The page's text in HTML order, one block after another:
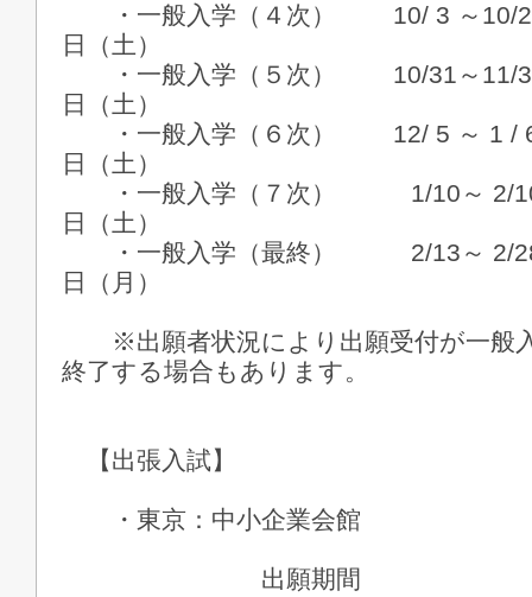
・一般入学（４次） 10/ 3
日（土）
・一般入学（５次） 10/31～
日（土）
・一般入学（６次） 12/ 5
日（土）
・一般入学（７次） 1/10
日（土）
・一般入学（最終） 2/13
日（月）
※出願者状況により出願受付が一般
終了する場合もあります。
【出張入試】
・東京：中小企業会館
出願期間